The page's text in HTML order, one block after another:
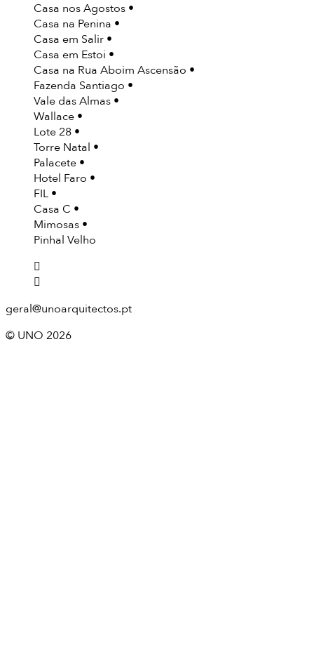
Casa nos Agostos
Casa na Penina
Casa em Salir
Casa em Estoi
Casa na Rua Aboim Ascensão
Fazenda Santiago
Vale das Almas
Wallace
Lote 28
Torre Natal
Palacete
Hotel Faro
FIL
Casa C
Mimosas
Pinhal Velho
geral@unoarquitectos.pt
© UNO 2026